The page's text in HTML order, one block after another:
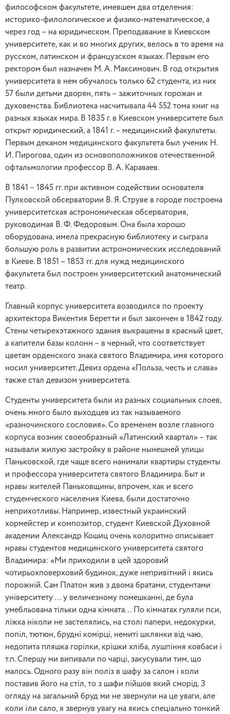
философском факультете, имевшем два отделения:
историко-филологическое и физико-математическое, а
через год – на юридическом. Преподавание в Киевском
университете, как и во многих других, велось в то время на
русском, латинском и французском языках. Первым его
ректором был назначен М. А. Максимович. В год открытия
университета в нем обучалось только 62 студента, из них
57 были детьми дворян, пять – зажиточных горожан и
духовенства. Библиотека насчитывала 44 552 тома книг на
разных языках мира. В 1835 г. в Киевском университете был
открыт юридический, а 1841 г. – медицинский факультеты.
Первым деканом медицинского факультета был ученик Н.
И. Пирогова, один из основоположников отечественной
офтальмологии профессор В. А. Караваев.
В 1841 – 1845 гг. при активном содействии основателя
Пулковской обсерватории В. Я. Струве в городе построена
университетская астрономическая обсерватория,
руководимая В. Ф. Федоровым. Она была хорошо
оборудована, имела прекрасную библиотеку и сыграла
большую роль в развитии астрономических исследований
в Киеве. В 1851 – 1853 гг. для нужд медицинского
факультета был построен университетский анатомический
театр.
Главный корпус университета возводился по проекту
архитектора Викентия Беретти и был закончен в 1842 году.
Стены четырехэтажного здания выкрашены в красный цвет,
а капители базы колонн – в черный, что соответствует
цветам орденского знака святого Владимира, имя которого
носил университет. Девиз ордена «Польза, честь и слава»
также стал девизом университета.
Студенты университета были из разных социальных слоев,
очень много было выходцев из так называемого
«разночинского сословия». Со временем возле главного
корпуса возник своеобразный «Латинский квартал» – так
называли жилую застройку в районе нынешней улицы
Паньковской, где чаще всего нанимали квартиры студенты
и профессора университета святого Владимира. Быт и
нравы жителей Паньковщины, впрочем, как и всего
студенческого населения Киева, были достаточно
неприхотливы. Например, известный украинский
хормейстер и композитор, студент Киевской Духовной
академии Александр Кошиц очень колоритно описывает
нравы студентов медицинского университета святого
Владимира: «Ми приходили в цей здоровий
чотирьохповерховий будинок, дуже непривітний і якись
порожній. Сам Платон жив з двома братами, студентами
університету … у величезному помешканні, де була
умебльована тільки одна кімната… По кімнатах гуляли пси,
ліжка ніколи не застелялись, на столі папери, недокурки,
попіл, тютюн, брудні комірці, немиті шклянки від чаю,
недопита пляшка горілки, крішки хліба, лушпіння ковбаси і
т.п. Спершу ми випивали по чарці, закусували тим, що
малось. Одного разу він поліз в шафу за салом і коли
поставив його на стіл, то з шафи пійшов який сморід. З
огляду на загальний бруд ми не звернули на це уваги, але
коли їли сало, я звернув увагу на якись спеціально тонкий